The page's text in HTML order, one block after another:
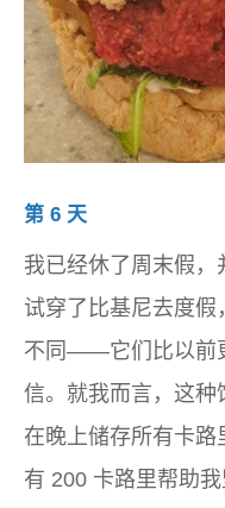
第 6 天
我已经休了周末假
试穿了比基尼去度
不同——它们比以前
信。就我而言，这种
在晚上储存所有卡路
有 200 卡路里帮助